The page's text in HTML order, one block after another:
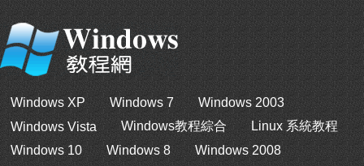
Windows XP Windows 7
Windows 2003
Windows Vista
Windows教程綜合
Linux 系統教程
Windows 10
Windows 8
Windows 2008